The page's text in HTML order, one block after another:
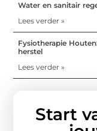
Water en sanitair
Lees verder »
Fysiotherapie
herstel
Lees verder »
Start